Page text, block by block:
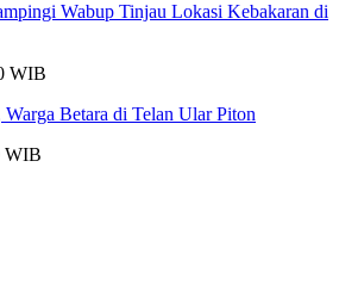
Wabup Tinjau Lokasi Kebakaran di
WIB
Betara di Telan Ular Piton
WIB